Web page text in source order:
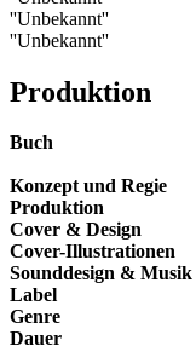
''Unbekannt''
''Unbekannt''
Produktion
Buch
Konzept und Regie
Produktion
Cover & Design
Cover-Illustrationen
Sounddesign & Musik
Label
Genre
Dauer